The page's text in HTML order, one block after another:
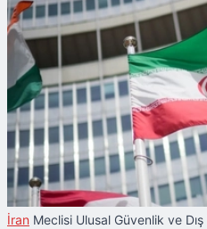
İran Meclisi Ulusal Güvenlik ve